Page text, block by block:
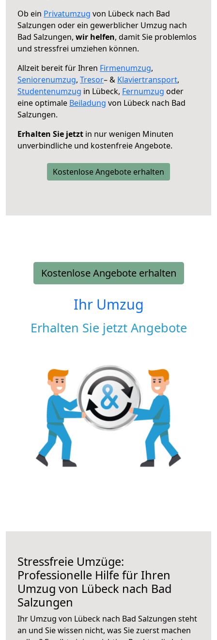
Ob ein Privatumzug von Lübeck nach Bad
Salzungen oder ein gewerblicher Umzug nach
Bad Salzungen, wir helfen, damit Sie problemlos
und stressfrei umziehen können.
Allzeit bereit für Ihren Firmenumzug,
Seniorenumzug, Tresor– & Klaviertransport,
Studentenumzug in Lübeck, Fernumzug oder
eine optimale Beiladung von Lübeck nach Bad
Salzungen.
Erhalten Sie jetzt in nur wenigen Minuten
unverbindliche und kostenfreie Angebote.
Kostenlose Angebote erhalten
Kostenlose Angebote erhalten
Ihr Umzug
Erhalten Sie jetzt Angebote
Stressfreie Umzüge:
Professionelle Hilfe für Ihren
Umzug von Lübeck nach Bad
Salzungen
Ihr Umzug von Lübeck nach Bad Salzungen steht
an und Sie wissen nicht, was Sie zuerst machen